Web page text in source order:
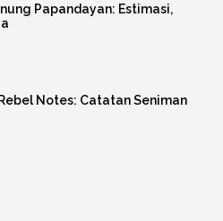
Papandayan: Estimasi,
Notes: Catatan Seniman